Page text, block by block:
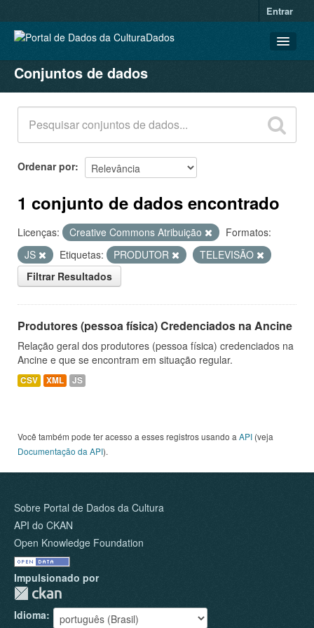
Entrar
CONJUNTOS DE DADOS
ORGANIZAÇÕES
GRUPOS
SOBRE
Conjuntos de dados
Ordenar por
1 conjunto de dados encontrado
Licenças: Creative Commons Atribuição
Formatos:
JS
Etiquetas: PRODUTOR
TELEVISÃO
Filtrar Resultados
Produtores (pessoa física) Credenciados na Ancine
Relação geral dos produtores (pessoa física) credenciados na
Ancine e que se encontram em situação regular.
CSV XML JS
Você também pode ter acesso a esses registros usando a API (veja
Documentação da API).
Sobre Portal de Dados da Cultura
API do CKAN
Open Knowledge Foundation
Impulsionado por
Idioma